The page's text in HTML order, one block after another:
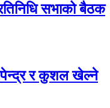
सभाको बैठक
र कुशल खेल्ने